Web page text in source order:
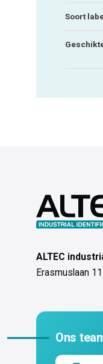
Soort
ALTEC
Erasmuslaan
Ons